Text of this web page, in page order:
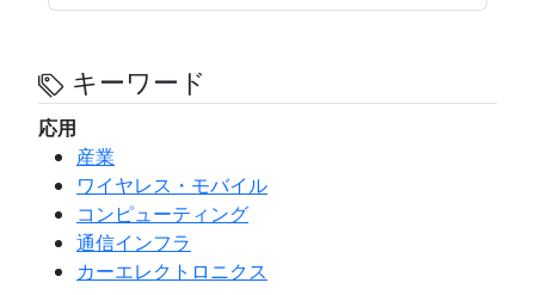
キーワード
応用
産業
ワイヤレス・モバイル
コンピューティング
通信インフラ
カーエレクトロニクス